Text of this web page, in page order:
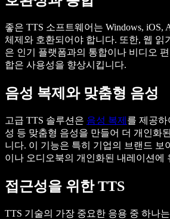
좋은 TTS 소프트웨어는 Windows, iOS,
체제와 호환되어야 합니다. 또한, 웹 읽
은 인기 플랫폼과의 통합이나 비디오
합은 사용성을 향상시킵니다.
음성 복제와 맞춤형 음성
고급 TTS 솔루션은 음성 복제 를 제공
성 등 맞춤형 음성을 만들어 더 개인화
니다. 이 기능은 특히 기업의 브랜드 보
이나 오디오북의 개인화된 내레이션에
접근성을 위한 TTS
TTS 기술의 가장 중요한 응용 중 하나